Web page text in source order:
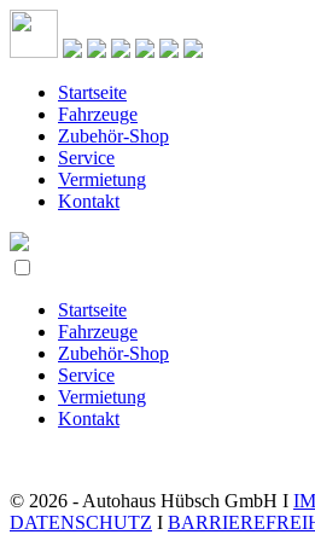
Startseite
Fahrzeuge
Zubehör-Shop
Service
Vermietung
Kontakt
Startseite
Fahrzeuge
Zubehör-Shop
Service
Vermietung
Kontakt
© 2026 - Autohaus Hübsch GmbH I
DATENSCHUTZ I